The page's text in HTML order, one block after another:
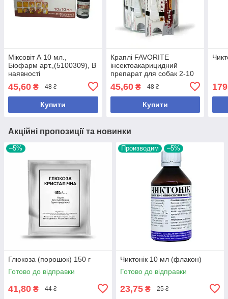
Міксовіт А 10 мл.,
Біофарм арт.,(5100309), В
наявності
45,60 ₴ 48 ₴
Купити
Краплі FAVORITE
інсектоакарицидний
препарат для собак 2-10
кг 0,8 мл, 1 пипетка, арт.,
(16744)
45,60₴ 48 ₴
Купити
Акційні пропозиції та новинки
–5%
Глюкоза (порошок) 150 г
Готово до відправки
41,80 ₴ 44 ₴
Производим –5%
Чиктонік 10 мл (флакон)
Готово до відправки
23,75 ₴ 25 ₴